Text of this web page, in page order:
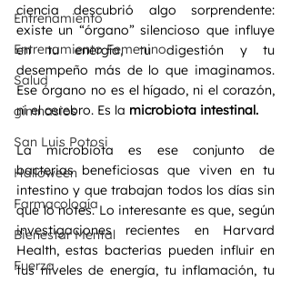
Entrenamiento
Entrenamiento Femenino
Salud
gimnasios
San Luis Potosi
Halloween
Farmacología
Bienestar Mental
Fuerza
ciencia descubrió algo sorprendente:
existe un “órgano” silencioso que influye
en tu energía, tu digestión y tu
desempeño más de lo que imaginamos.
Ese órgano no es el hígado, ni el corazón,
ni el cerebro. Es la microbiota intestinal.
La microbiota es ese conjunto de
bacterias beneficiosas que viven en tu
intestino y que trabajan todos los días sin
que lo notes. Lo interesante es que, según
investigaciones recientes en Harvard
Health, estas bacterias pueden influir en
tus niveles de energía, tu inflamación, tu